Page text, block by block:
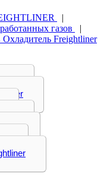
|
газов
|
Freightliner